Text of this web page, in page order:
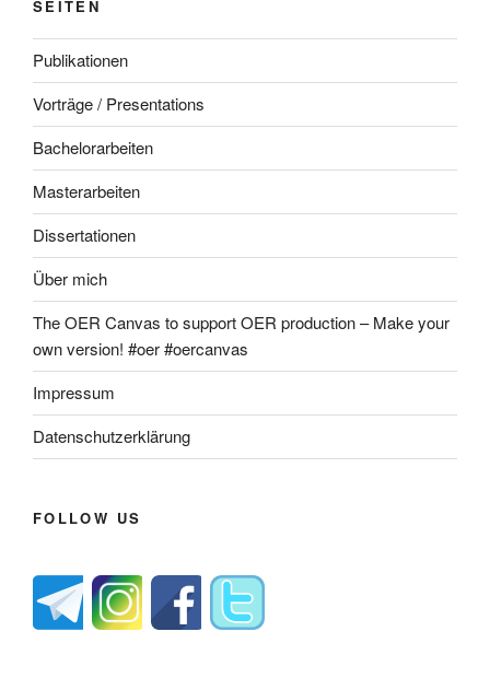
SEITEN
Publikationen
Vorträge / Presentations
Bachelorarbeiten
Masterarbeiten
Dissertationen
Über mich
The OER Canvas to support OER production – Make your
own version! #oer #oercanvas
Impressum
Datenschutzerklärung
FOLLOW US